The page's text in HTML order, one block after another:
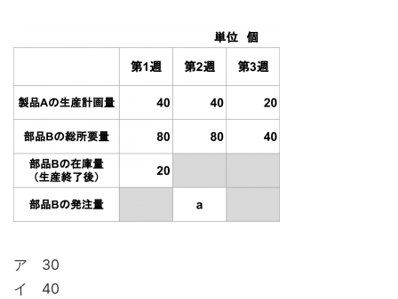
ア 30
イ 40